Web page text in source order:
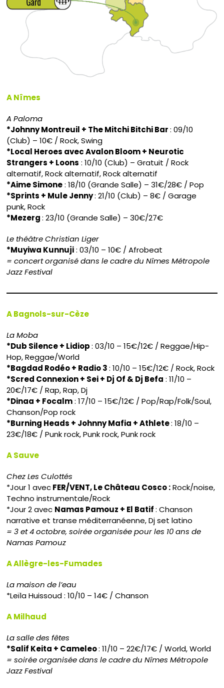
A Nîmes
A Paloma
*Johnny Montreuil + The Mitchi Bitchi Bar: 09/10
(Club) – 10€ / Rock, Swing
*Local Heroes avec Avalon Bloom + Neurotic
Strangers + Loons : 10/10 (Club) – Gratuit / Rock
alternatif, Rock alternatif, Rock alternatif
*Aime Simone: 18/10 (Grande Salle) – 31€/28€ / Pop
*Sprints + Mule Jenny: 21/10 (Club) – 8€ / Garage
punk, Rock
*Mezerg: 23/10 (Grande Salle) – 30€/27€
Le théâtre Christian Liger
*Muyiwa Kunnuji: 03/10 – 10€ / Afrobeat
= concert organisé dans le cadre du Nîmes Métropole
Jazz Festival
A Bagnols-sur-Cèze
La Moba
*Dub Silence + Lidiop: 03/10 – 15€/12€ / Reggae/Hip-
Hop, Reggae/World
*Bagdad Rodéo + Radio 3: 10/10 – 15€/12€ / Rock, Rock
*Scred Connexion + Sei + Dj Of & Dj Befa : 11/10 –
20€/17€ / Rap, Rap, Dj
*Dinaa + Focalm: 17/10 – 15€/12€ / Pop/Rap/Folk/Soul,
Chanson/Pop rock
*Burning Heads + Johnny Mafia + Athlete: 18/10 –
23€/18€ / Punk rock, Punk rock, Punk rock
A Sauve
Chez Les Culottés
*Jour 1 avecFER/VENT, Le Château Cosco :Rock/noise,
Techno instrumentale/Rock
*Jour 2 avec Namas Pamouz + El Batif: Chanson
narrative et transe méditerranéenne, Dj set latino
= 3 et 4 octobre, soirée organisée pour les 10 ans de
Namas Pamouz
A Allègre-les-Fumades
La maison de l’eau
*Leïla Huissoud : 10/10 – 14€ / Chanson
A Milhaud
La salle des fêtes
*Salif Keita + Cameleo: 11/10 – 22€/17€ / World, World
= soirée organisée dans le cadre du Nîmes Métropole
Jazz Festival